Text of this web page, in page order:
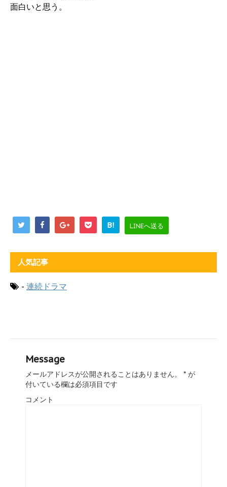
面白いと思う。
B! LINEへ送る
人気記事
- 連続ドラマ
Message
メールアドレスが公開されることはありません。 * が
付いている欄は必須項目です
コメント